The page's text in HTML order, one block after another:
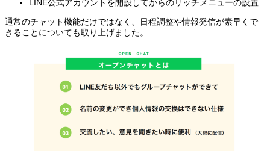
LINE公式アカウントを開設してからのリッチメニューの設置
通常のチャット機能だけではなく、日程調整や情報発信が素早くで
きることについても取り上げました。